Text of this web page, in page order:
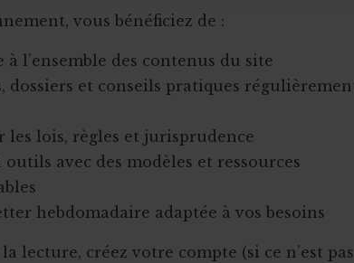
vous bénéficiez de :
à l’ensemble des contenus du site
dossiers et conseils pratiques
les lois, règles et jurisprudence
avec des modèles et ressources
hebdomadaire adaptée à vos besoins
lecture, créez votre compte (si ce n’est pas